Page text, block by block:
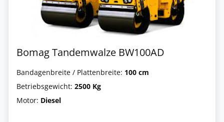
Bomag Tandemwalze BW100AD
Bandagenbreite / Plattenbreite: 100 cm
Betriebsgewicht: 2500 Kg
Motor: Diesel